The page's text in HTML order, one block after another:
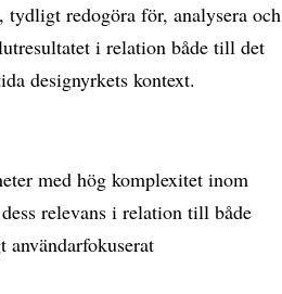
redogöra för, analysera och
i relation både till det
designyrkets kontext.
med hög komplexitet inom
relevans i relation till både
användarfokuserat